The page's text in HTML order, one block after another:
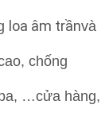
loa âm trầnvà
chống
…cửa hàng,